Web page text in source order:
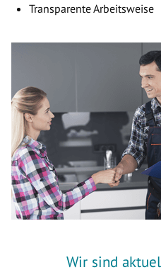
Transparente Arbeitsweise
Wir sind